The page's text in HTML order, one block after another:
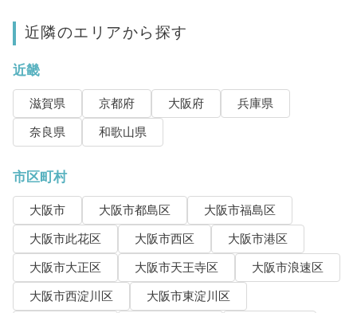
近隣のエリアから探す
近畿
滋賀県 京都府 大阪府
兵庫県
奈良県
和歌山県
市区町村
大阪市 大阪市都島区
大阪市福島区
大阪市此花区
大阪市西区
大阪市港区
大阪市大正区
大阪市天王寺区
大阪市浪速区
大阪市西淀川区
大阪市東淀川区